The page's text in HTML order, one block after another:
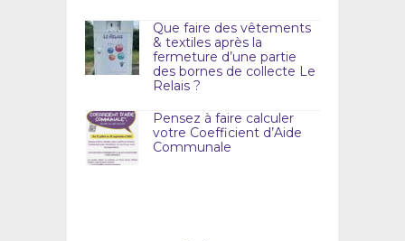
Que faire des vêtements
& textiles après la
fermeture d’une partie
des bornes de collecte Le
Relais ?
Pensez à faire calculer
votre Coefficient d’Aide
Communale